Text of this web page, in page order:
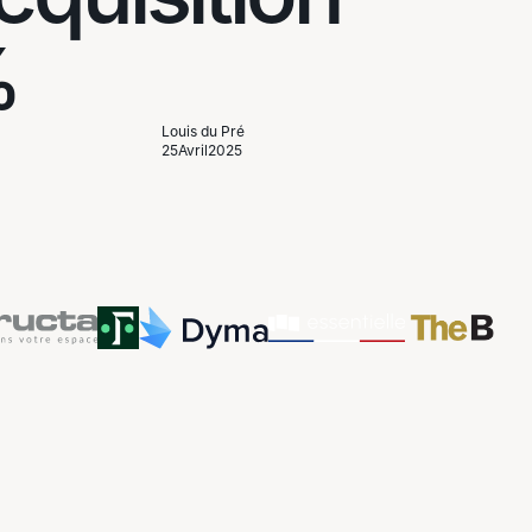
Louis du Pré
25Avril2025